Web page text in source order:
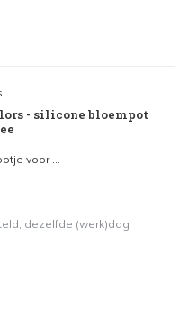
- silicone bloempot
voor ...
dezelfde (werk)dag